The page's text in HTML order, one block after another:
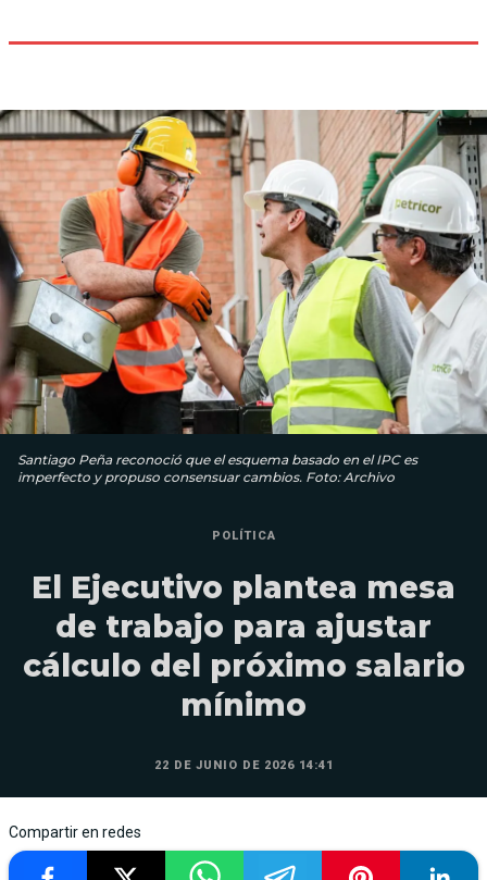
Santiago Peña reconoció que el esquema basado en el IPC es
imperfecto y propuso consensuar cambios. Foto: Archivo
POLÍTICA
El Ejecutivo plantea mesa
de trabajo para ajustar
cálculo del próximo salario
mínimo
22 DE JUNIO DE 2026 14:41
Compartir en redes